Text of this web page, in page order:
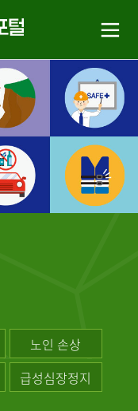
노인 손상
급성심장정지